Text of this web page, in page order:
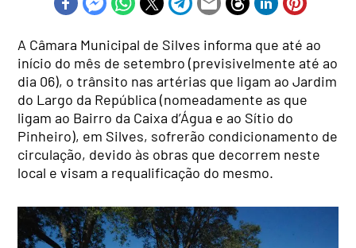
A Câmara Municipal de Silves informa que até ao
início do mês de setembro (previsivelmente até ao
dia 06), o trânsito nas artérias que ligam ao Jardim
do Largo da República (nomeadamente as que
ligam ao Bairro da Caixa d’Água e ao Sítio do
Pinheiro), em Silves, sofrerão condicionamento de
circulação, devido às obras que decorrem neste
local e visam a requalificação do mesmo.